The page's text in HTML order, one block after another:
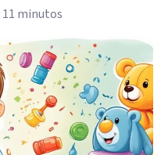
11 minutos